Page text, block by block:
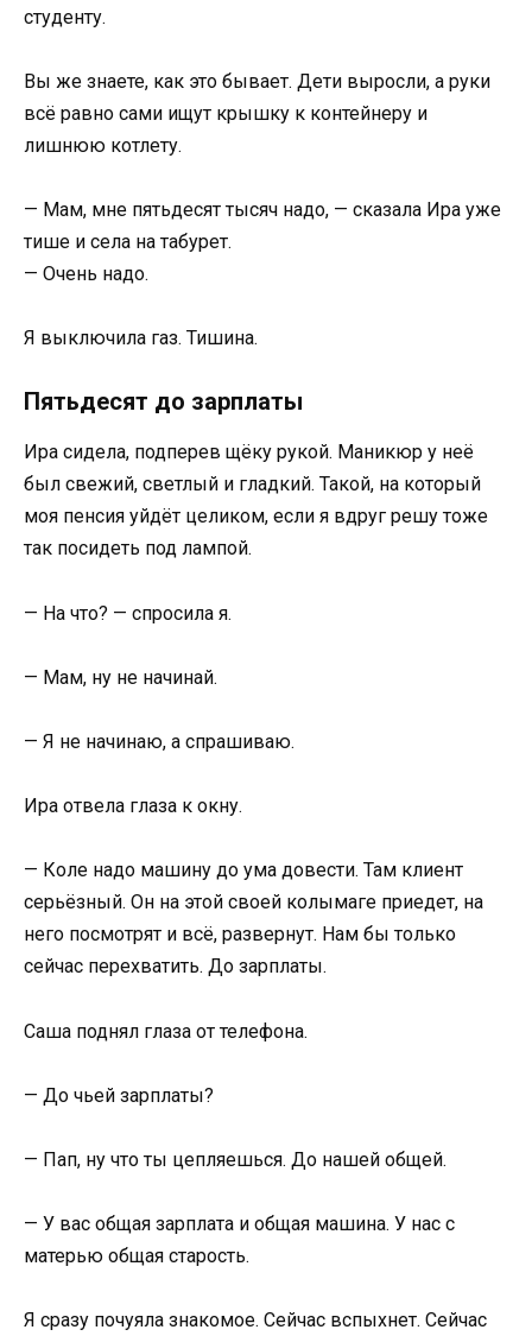
студенту.
Вы же знаете, как это бывает. Дети выросли, а руки
всё равно сами ищут крышку к контейнеру и
лишнюю котлету.
— Мам, мне пятьдесят тысяч надо, — сказала Ира уже
тише и села на табурет.
— Очень надо.
Я выключила газ. Тишина.
Пятьдесят до зарплаты
Ира сидела, подперев щёку рукой. Маникюр у неё
был свежий, светлый и гладкий. Такой, на который
моя пенсия уйдёт целиком, если я вдруг решу тоже
так посидеть под лампой.
— На что? — спросила я.
— Мам, ну не начинай.
— Я не начинаю, а спрашиваю.
Ира отвела глаза к окну.
— Коле надо машину до ума довести. Там клиент
серьёзный. Он на этой своей колымаге приедет, на
него посмотрят и всё, развернут. Нам бы только
сейчас перехватить. До зарплаты.
Саша поднял глаза от телефона.
— До чьей зарплаты?
— Пап, ну что ты цепляешься. До нашей общей.
— У вас общая зарплата и общая машина. У нас с
матерью общая старость.
Я сразу почуяла знакомое. Сейчас вспыхнет. Сейчас